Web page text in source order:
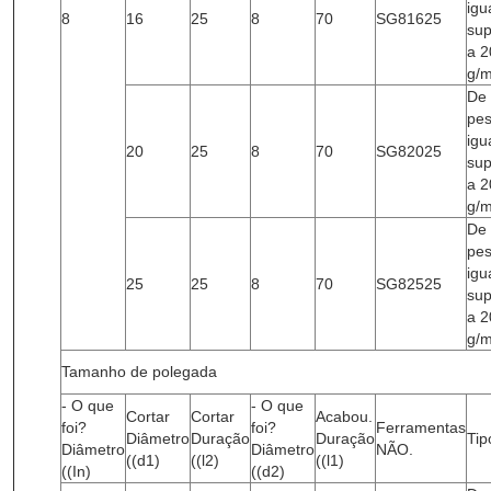
8 16 25 8 70 SG81625
a
g/
20 25 8 70 SG82025
De
a
g/
25 25 8 70 SG82525
De
a
g/
Tamanho de polegada
- O que
foi?
Diâmetro
((In)
Cortar
Diâmetro
((d1)
Cortar
Duração
((l2)
- O que
foi?
Diâmetro
((d2)
Acabou.
Duração
((l1)
Ferramentas
NÃO.